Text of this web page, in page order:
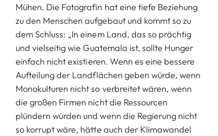
Mühen. Die Fotografin hat eine tiefe Beziehung
zu den Menschen aufgebaut und kommt so zu
dem Schluss: „In einem Land, das so prächtig
und vielseitig wie Guatemala ist, sollte Hunger
einfach nicht existieren. Wenn es eine bessere
Aufteilung der Landflächen geben würde, wenn
Monokulturen nicht so verbreitet wären, wenn
die großen Firmen nicht die Ressourcen
plündern würden und wenn die Regierung nicht
so korrupt wäre, hätte auch der Klimawandel